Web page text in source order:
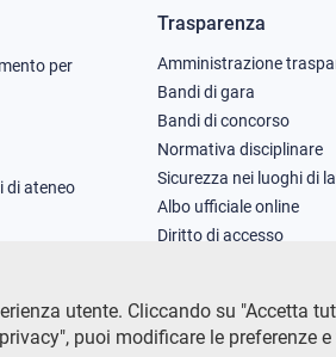
utente. Cliccando su "Accetta
puoi modificare le preferenze
per
di ateneo
3
Trasparenza
Amministrazione
Bandi di gara
Bandi di concorso
Normativa disciplinare
Sicurezza nei luoghi di
Albo ufficiale online
Diritto di accesso